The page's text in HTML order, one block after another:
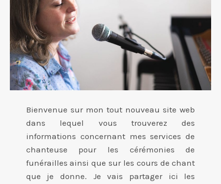
Bienvenue sur mon tout nouveau site web
dans lequel vous trouverez des
informations concernant mes services de
chanteuse pour les cérémonies de
funérailles ainsi que sur les cours de chant
que je donne. Je vais partager ici les